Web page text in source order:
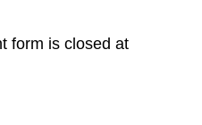
form is closed at